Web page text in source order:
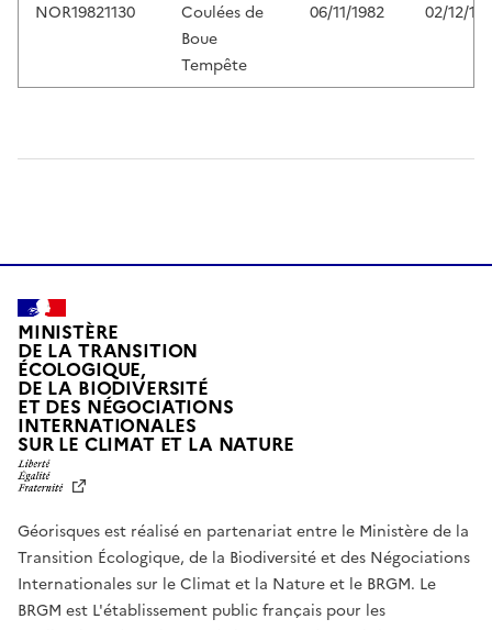
NOR19821130
Coulées de
Boue
Tempête
06/11/1982 02/12/
MINISTÈRE
DE LA TRANSITION
ÉCOLOGIQUE,
DE LA BIODIVERSITÉ
ET DES NÉGOCIATIONS
INTERNATIONALES
SUR LE CLIMAT ET LA NATUREL
T
É
,
É
G
Géorisques est réalisé en partenariat entre le Ministère de la
Transition Écologique, de la Biodiversité et des Négociations
Internationales sur le Climat et la Nature et le BRGM. Le
BRGM est L'établissement public français pour les